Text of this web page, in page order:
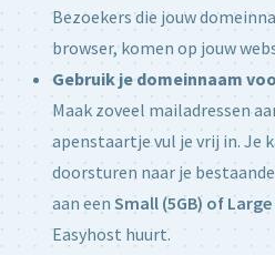
Bezoekers die jouw
browser, komen op jouw
Gebruik je domeinnaam
Maak zoveel mailadressen
apenstaartje vul je vrij in. Je
doorsturen naar je
aan een Small (5GB) of Large
Easyhost huurt.